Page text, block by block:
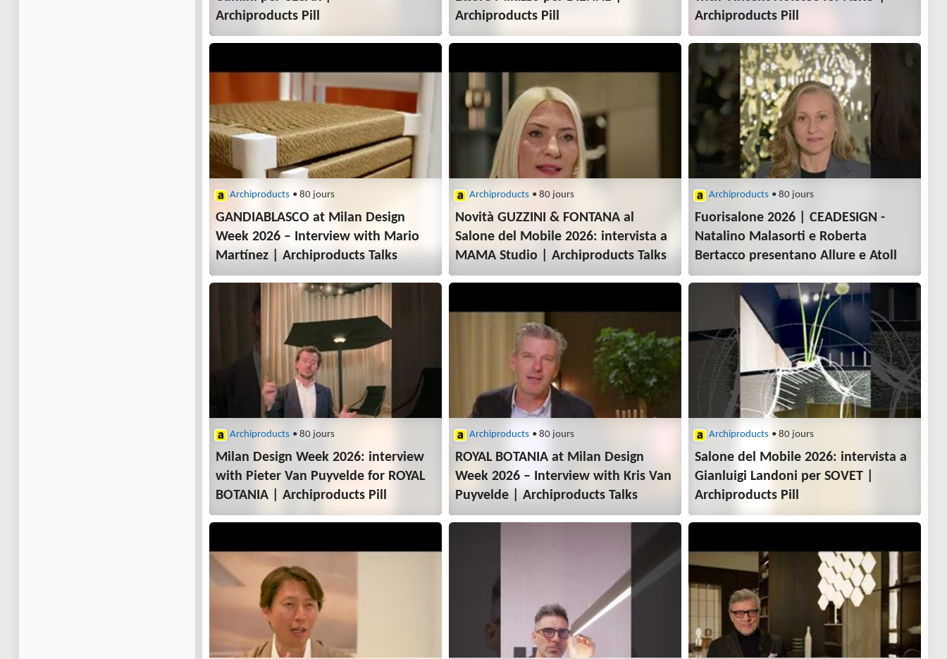
Archiproducts Pill
Archiproducts Pill
Archiproducts Pill
Archiproducts • 80 jours
GANDIABLASCO at Milan Design
Week 2026 – Interview with Mario
Martínez | Archiproducts Talks
Archiproducts • 80 jours
Novità GUZZINI & FONTANA al
Salone del Mobile 2026: intervista a
MAMA Studio | Archiproducts Talks
Archiproducts • 80 jours
Fuorisalone 2026 | CEADESIGN -
Natalino Malasorti e Roberta
Bertacco presentano Allure e Atoll
Archiproducts • 80 jours
Milan Design Week 2026: interview
with Pieter Van Puyvelde for ROYAL
BOTANIA | Archiproducts Pill
Archiproducts • 80 jours
ROYAL BOTANIA at Milan Design
Week 2026 – Interview with Kris Van
Puyvelde | Archiproducts Talks
Archiproducts • 80 jours
Salone del Mobile 2026: intervista a
Gianluigi Landoni per SOVET |
Archiproducts Pill